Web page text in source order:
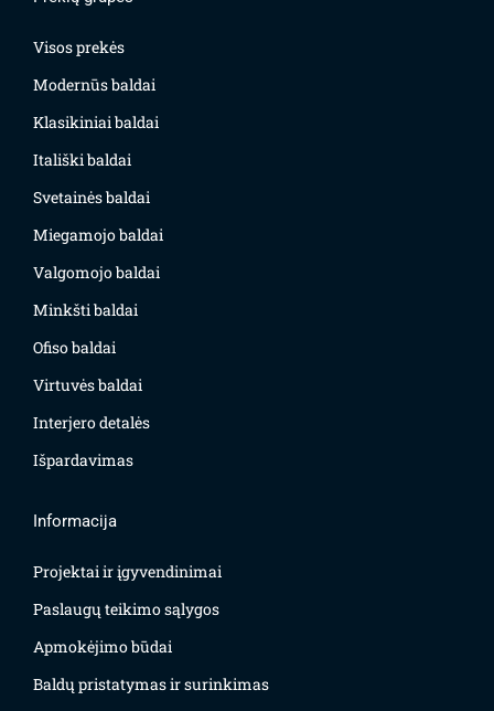
Visos prekės
Modernūs baldai
Klasikiniai baldai
Itališki baldai
Svetainės baldai
Miegamojo baldai
Valgomojo baldai
Minkšti baldai
Ofiso baldai
Virtuvės baldai
Interjero detalės
Išpardavimas
Informacija
Projektai ir įgyvendinimai
Paslaugų teikimo sąlygos
Apmokėjimo būdai
Baldų pristatymas ir surinkimas